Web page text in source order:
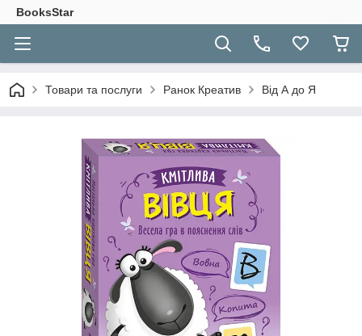
BooksStar
Товари та послуги Ранок Креатив Від А до Я